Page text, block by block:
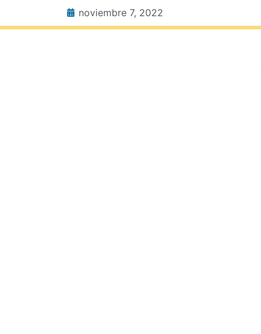
noviembre 7, 2022